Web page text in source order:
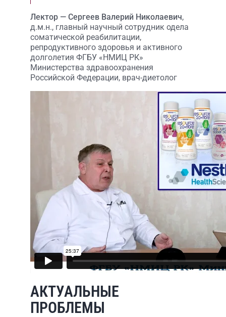
Лектор — Сергеев Валерий Николаевич,
д.м.н., главный научный сотрудник одела
соматической реабилитации,
репродуктивного здоровья и активного
долголетия ФГБУ «НМИЦ РК»
Министерства здравоохранения
Российской Федерации, врач-диетолог
АКТУАЛЬНЫЕ
ПРОБЛЕМЫ